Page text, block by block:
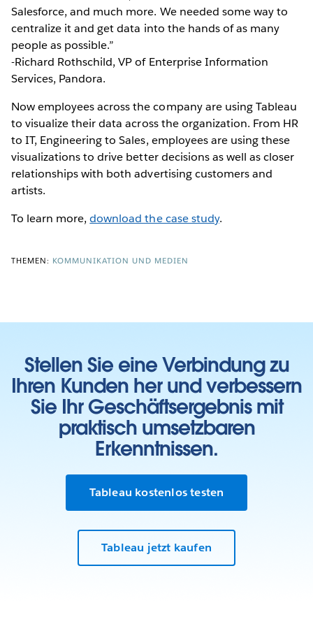
Salesforce, and much more. We needed some way to
centralize it and get data into the hands of as many
people as possible.”
-Richard Rothschild, VP of Enterprise Information
Services, Pandora.
Now employees across the company are using Tableau
to visualize their data across the organization. From HR
to IT, Engineering to Sales, employees are using these
visualizations to drive better decisions as well as closer
relationships with both advertising customers and
artists.
To learn more,download the case study.
THEMEN: KOMMUNIKATION UND MEDIEN
Stellen Sie eine Verbindung zu
Ihren Kunden her und verbessern
Sie Ihr Geschäftsergebnis mit
praktisch umsetzbaren
Erkenntnissen.
Tableau kostenlos testen
Tableau jetzt kaufen